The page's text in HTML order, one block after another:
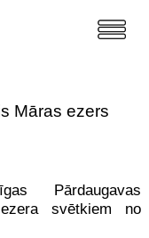
Māras ezers
Pārdaugavas
svētkiem no